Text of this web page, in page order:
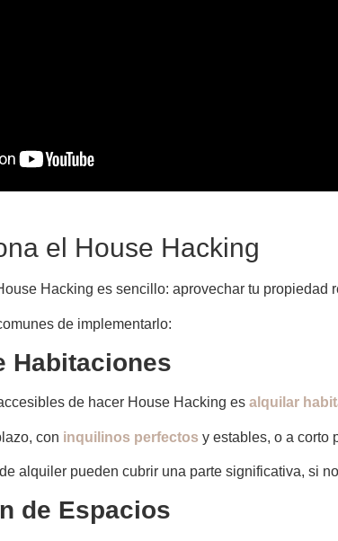
el House Hacking
Hacking es sencillo: aprovechar tu
de implementarlo:
Habitaciones
de hacer House Hacking es alquilar
con inquilinos perfectos y estables, o a corto
alquiler pueden cubrir una parte significativa, si
de Espacios